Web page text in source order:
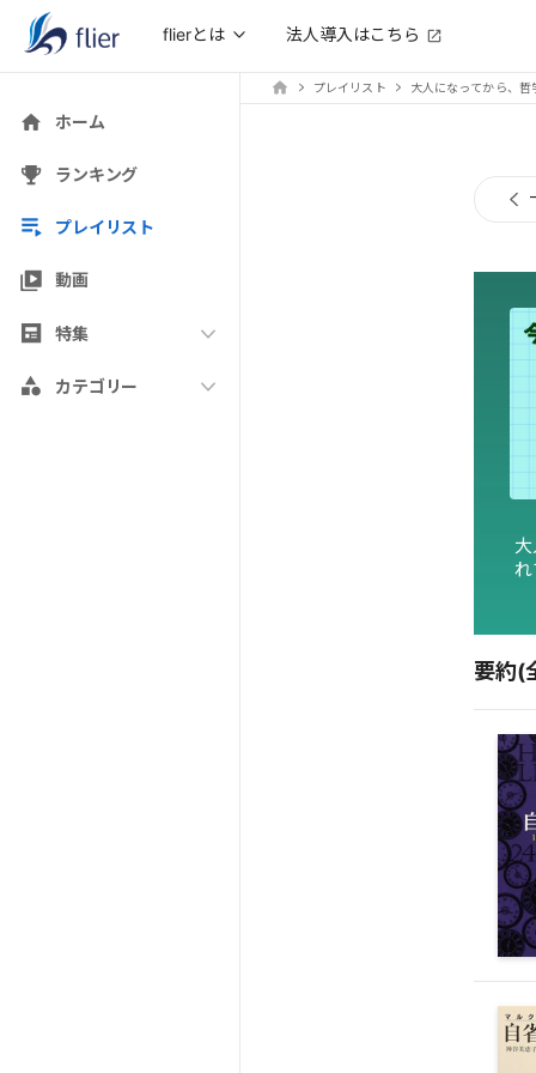
flierとは 法人導入はこちら
ホーム
ランキング
プレイリスト
動画
特集
カテゴリー
プレイリスト 大人になってから、
要約(